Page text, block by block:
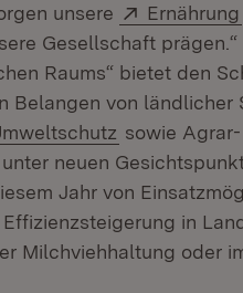
unsere
Extern:
Ernährung
Gesellschaft
Raums“ bietet den
Belangen von ländlicher
Fenster) (Öffnet in
sowie
neuen
Jahr von
in
Milchviehhaltung oder